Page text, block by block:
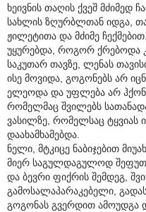
ხეივნის თაღის ქვეშ მძიმედ
სახლის ზღურბლთან იდგა,
ჟილეტითა და მძიმე
უყურებდა, როგორ ქრებოდა
საკუთარ თავზე, ლენას
ისე მოვიდა, გოგონებს არ
ელეოდა და უფლება არ
რომელმაც შვილებს
ვასილზე, რომელსაც
დაახამხამებდა.
ნელი, მტკიცე ნაბიჯებით
მიერ საგულდაგულოდ
და ბევრი ფიქრის შემდეგ,
გამოსალაპარაკებელი,
გოგონას გვერდით ამოუდგა